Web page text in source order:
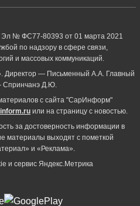
Эл № ФС77-80393 от 01 марта 2021
по надзору в сфере связи,
и массовых коммуникаций.
— Письменный А.А. Главный
Спринчанэ Д.Ю.
с сайта "СарИнформ"
или на страницу с новостью.
за достоверность информации в
материалы выходят с пометкой
и «Реклама».
и сервиc Яндекс.Метрика